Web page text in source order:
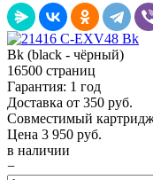
Bk (black - чёрный)
16500 страниц
Гарантия: 1 год
Доставка от 350 руб.
Совместимый
Цена 3 950 руб.
в наличии
−